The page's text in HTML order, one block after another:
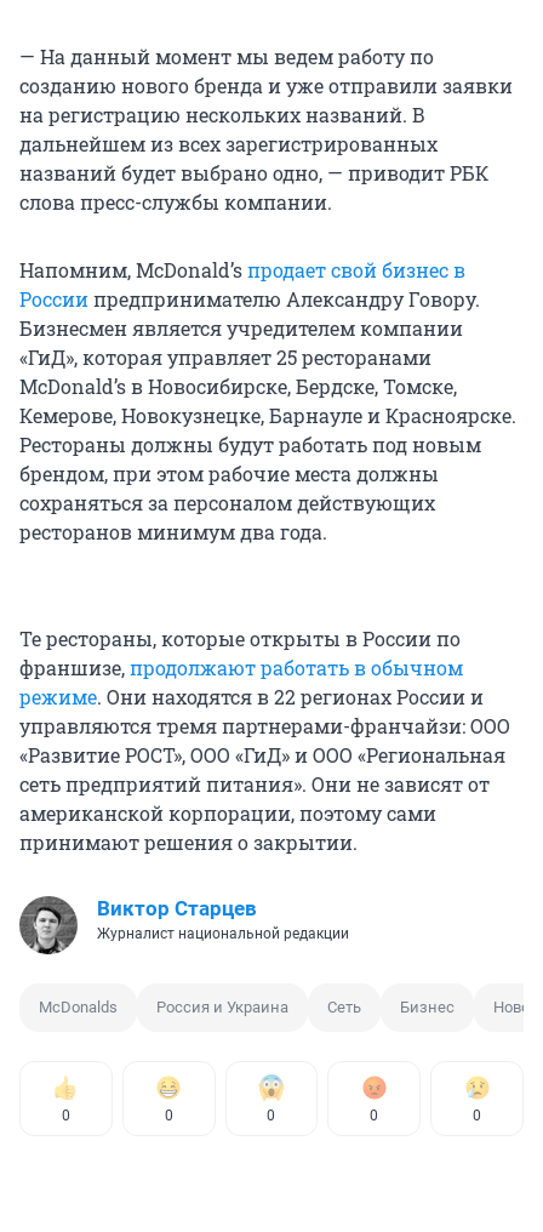
— На данный момент мы ведем работу по
созданию нового бренда и уже отправили заявки
на регистрацию нескольких названий. В
дальнейшем из всех зарегистрированных
названий будет выбрано одно, — приводит РБК
слова пресс-службы компании.
Напомним, McDonald’sпродает свой бизнес в
Россиипредпринимателю Александру Говору.
Бизнесмен является учредителем компании
«ГиД», которая управляет 25 ресторанами
McDonald’s в Новосибирске, Бердске, Томске,
Кемерове, Новокузнецке, Барнауле и Красноярске.
Рестораны должны будут работать под новым
брендом, при этом рабочие места должны
сохраняться за персоналом действующих
ресторанов минимум два года.
Те рестораны, которые открыты в России по
франшизе,продолжают работать в обычном
режиме. Они находятся в 22 регионах России и
управляются тремя партнерами-франчайзи: ООО
«Развитие РОСТ», ООО «ГиД» и ООО «Региональная
сеть предприятий питания». Они не зависят от
американской корпорации, поэтому сами
принимают решения о закрытии.
Виктор Старцев
Журналист национальной редакции
McDonalds Россия и Украина Сеть Бизнес Новое
0 0 0 0 0